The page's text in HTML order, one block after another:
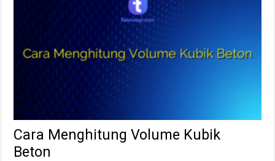
Cara Menghitung Volume Kubik
Beton